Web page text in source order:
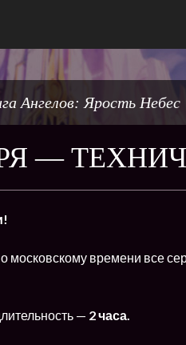
Ангелов: Ярость Небес
—
московскому времени все
— 2 часа.